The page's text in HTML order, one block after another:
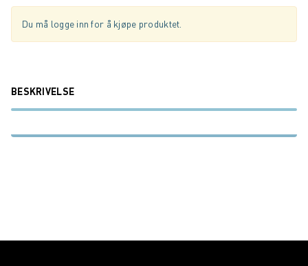
Du må logge inn for å kjøpe produktet.
BESKRIVELSE